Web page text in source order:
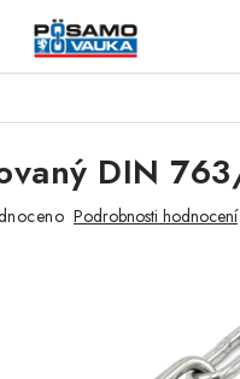
DIN
Podrobnosti hodnocení